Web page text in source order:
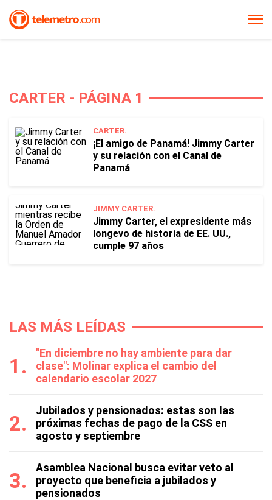
CARTER - PÁGINA 1
CARTER.
¡El amigo de Panamá! Jimmy Carter
y su relación con el Canal de
Panamá
JIMMY CARTER.
Jimmy Carter, el expresidente más
longevo de historia de EE. UU.,
cumple 97 años
LAS MÁS LEÍDAS
"En diciembre no hay ambiente para dar
clase": Molinar explica el cambio del
calendario escolar 2027
Jubilados y pensionados: estas son las
próximas fechas de pago de la CSS en
agosto y septiembre
Asamblea Nacional busca evitar veto al
proyecto que beneficia a jubilados y
pensionados